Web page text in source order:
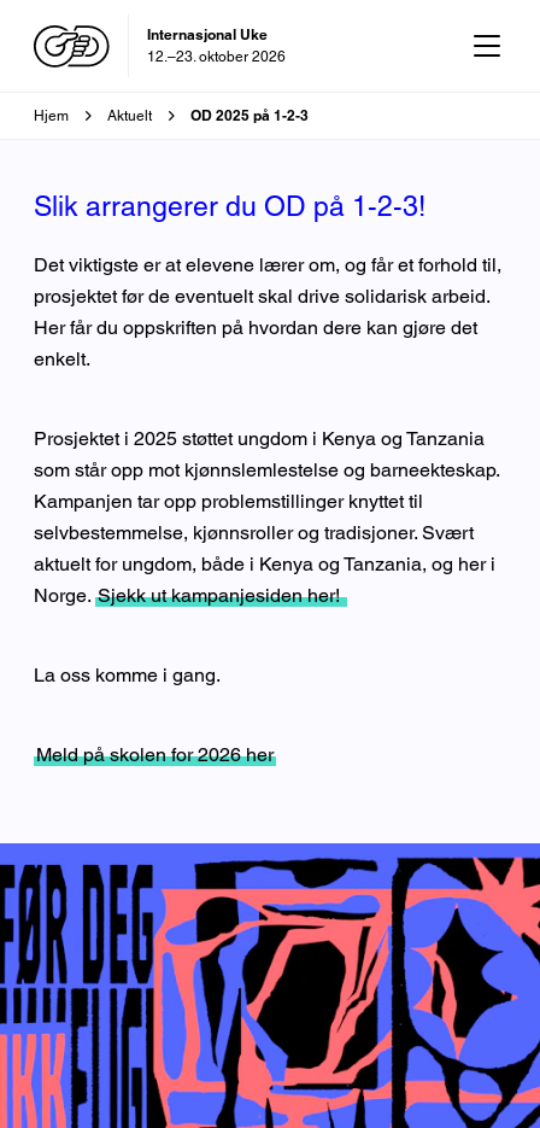
OD-dagen
Brødsmulesti
Hjem Aktuelt OD 2025 på 1-2-3
Slik arrangerer du OD på 1-2-3!
Det viktigste er at elevene lærer om, og får et forhold til,
prosjektet før de eventuelt skal drive solidarisk arbeid.
Her får du oppskriften på hvordan dere kan gjøre det
enkelt.
Prosjektet i 2025 støttet ungdom i Kenya og Tanzania
som står opp mot kjønnslemlestelse og barneekteskap.
Kampanjen tar opp problemstillinger knyttet til
selvbestemmelse, kjønnsroller og tradisjoner. Svært
aktuelt for ungdom, både i Kenya og Tanzania, og her i
Norge. Sjekk ut kampanjesiden her!
La oss komme i gang.
Meld på skolen for 2026 her